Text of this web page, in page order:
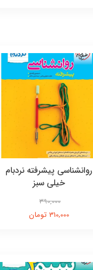
روانشناسی پیشرفته نردبام
خیلی سبز
390,000
310,000 تومان